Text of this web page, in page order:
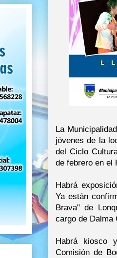
La
jóvenes de la
del Ciclo
de febrero en el
Habrá
Ya están
Brava" de
cargo de Dalma
Habrá kiosco
Comisión de